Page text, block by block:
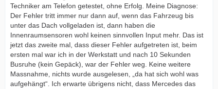
Techniker am Telefon getestet, ohne Erfolg. Meine Diagnose:
Der Fehler tritt immer nur dann auf, wenn das Fahrzeug bis
unter das Dach vollgeladen ist, dann haben die
Innenraumsensoren wohl keinen sinnvollen Input mehr. Das ist
jetzt das zweite mal, dass dieser Fehler aufgetreten ist, beim
ersten mal war ich in der Werkstatt und nach 10 Sekunden
Busruhe (kein Gepäck), war der Fehler weg. Keine weitere
Massnahme, nichts wurde ausgelesen, „da hat sich wohl was
aufgehängt“. Ich erwarte übrigens nicht, dass Mercedes das